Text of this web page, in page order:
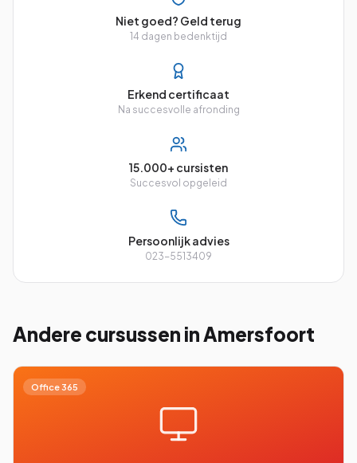
Niet goed? Geld terug
14 dagen bedenktijd
Erkend certificaat
Na succesvolle afronding
15.000+ cursisten
Succesvol opgeleid
Persoonlijk advies
023-5513409
Andere cursussen in Amersfoort
Office 365